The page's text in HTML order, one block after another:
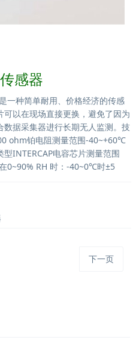
感器
一种简单耐用、价格经济的传感
以在现场直接更换，避免了因为
据采集器进行长期无人监测。技
ohm铂电阻测量范围-40~+60℃
INTERCAP电容芯片测量范围
0~90% RH 时：-40~0℃时±5
下一页